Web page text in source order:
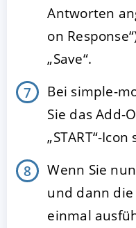
Antworten
on
„Save“.
Bei simple-
Sie das Add-
„START“-
Wenn Sie
und dann
einmal